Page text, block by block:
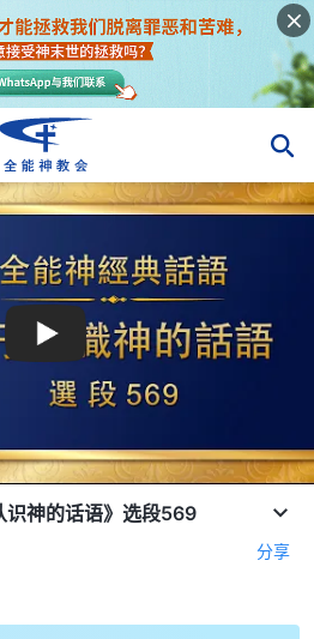
识神的话语》选段569
分享